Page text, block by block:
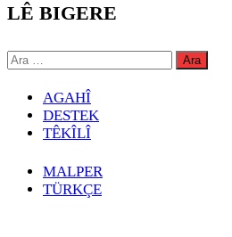
LÊ BIGERE
Arama:
AGAHÎ
DESTEK
TÊKÎLÎ
MALPER
TÜRKÇE